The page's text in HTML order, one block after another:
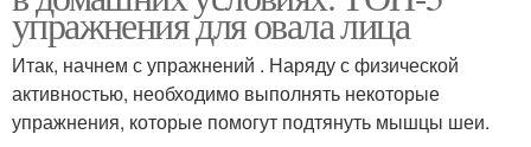
упражнения для овала лица
Итак, начнем с упражнений . Наряду с физической
активностью, необходимо выполнять некоторые
упражнения, которые помогут подтянуть мышцы шеи.